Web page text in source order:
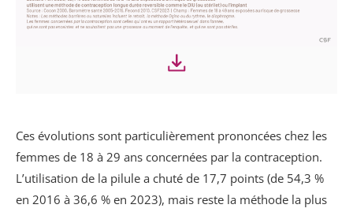
Ces évolutions sont particulièrement prononcées chez les
femmes de 18 à 29 ans concernées par la contraception.
L’utilisation de la pilule a chuté de 17,7 points (de 54,3 %
en 2016 à 36,6 % en 2023), mais reste la méthode la plus